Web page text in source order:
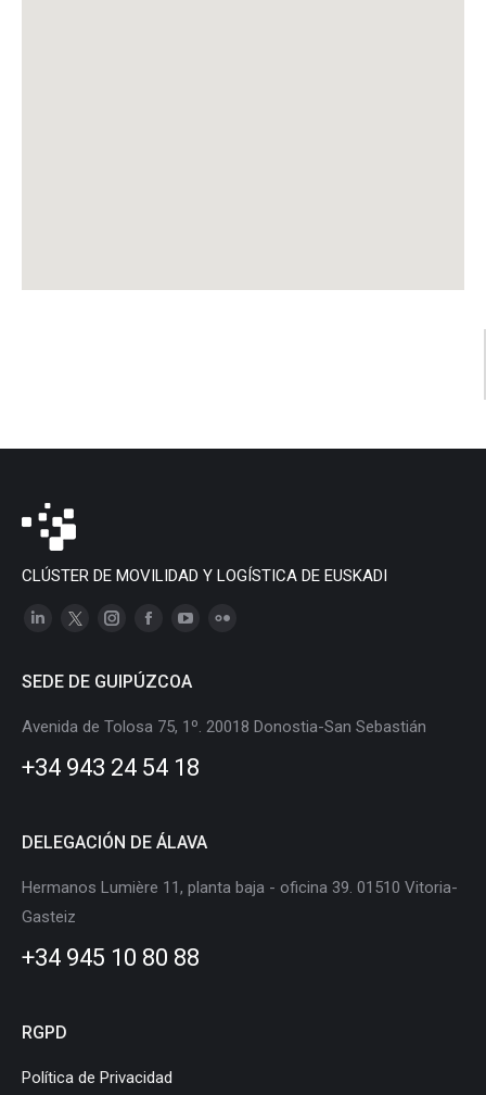
CLÚSTER DE MOVILIDAD Y LOGÍSTICA DE EUSKADI
Linkedin
opens
window
X
opens
window
Instagram
opens
in
window
opens
in
window
opens
in
window
in
SEDE DE GUIPÚZCOA
Avenida de Tolosa 75, 1º. 20018 Donostia-San Sebastián
+34 943 24 54 18
DELEGACIÓN DE ÁLAVA
Hermanos Lumière 11, planta baja - oficina 39. 01510 Vitoria-
Gasteiz
+34 945 10 80 88
RGPD
Política de Privacidad